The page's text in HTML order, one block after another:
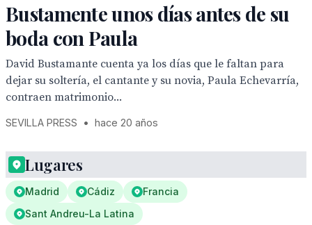
Bustamente unos días antes de su
boda con Paula
David Bustamante cuenta ya los días que le faltan para
dejar su soltería, el cantante y su novia, Paula Echevarría,
contraen matrimonio...
SEVILLA PRESS • hace 20 años
Lugares
Madrid Cádiz
Francia
Sant Andreu-La Latina